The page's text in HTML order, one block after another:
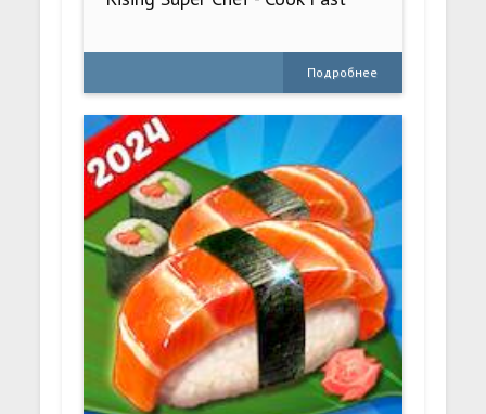
Подробнее